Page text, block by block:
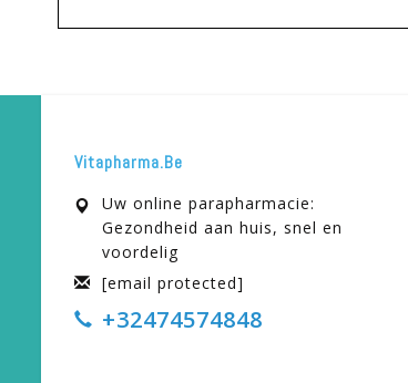
Vitapharma.be
Uw online parapharmacie:
Gezondheid aan huis, snel en
voordelig
[email protected]
+32474574848